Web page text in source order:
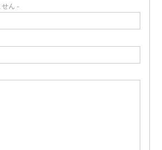
せん -